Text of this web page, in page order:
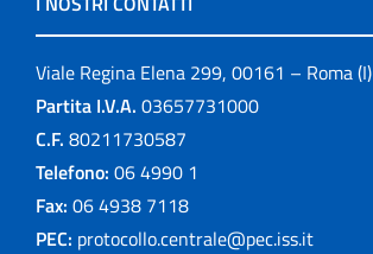
Viale Regina Elena 299, 00161 – Roma (I)
Partita I.V.A. 03657731000
C.F. 80211730587
Telefono: 06 4990 1
Fax: 06 4938 7118
PEC: protocollo.centrale@pec.iss.it